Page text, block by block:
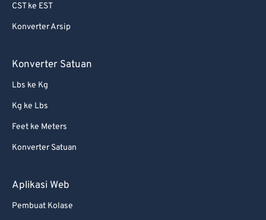
CST ke EST
Konverter Arsip
Konverter Satuan
Lbs ke Kg
Kg ke Lbs
Feet ke Meters
Konverter Satuan
Aplikasi Web
Pembuat Kolase